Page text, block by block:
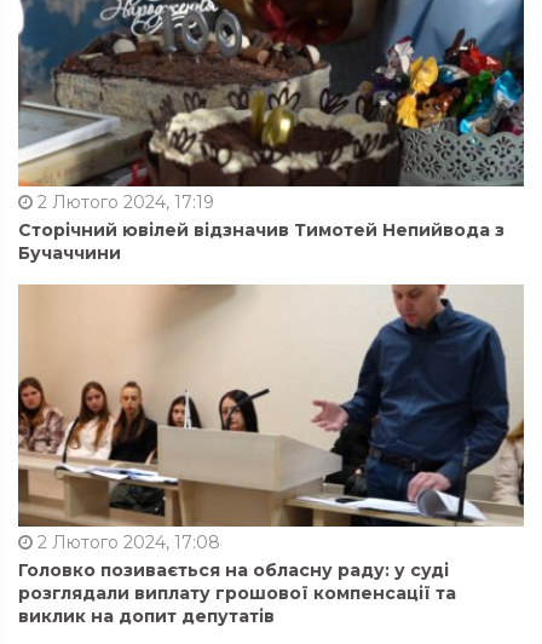
2 Лютого 2024, 17:19
Сторічний ювілей відзначив Тимотей Непийвода з
Бучаччини
2 Лютого 2024, 17:08
Головко позивається на обласну раду: у суді
розглядали виплату грошової компенсації та
виклик на допит депутатів